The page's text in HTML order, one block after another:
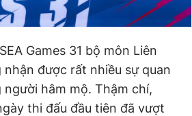
110/GP - BTTTT cấp ngày 24.3.2020
thuộc về Báo Thanh Niên. Cấm sao
JSC.
Games 31 bộ môn Liên
nhận được rất nhiều sự quan
hâm mộ. Thậm chí,
thi đấu đầu tiên đã vượt